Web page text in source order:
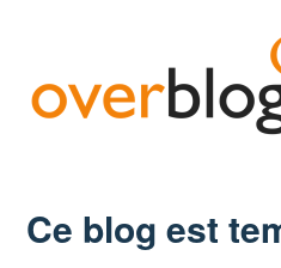
Ce blog est